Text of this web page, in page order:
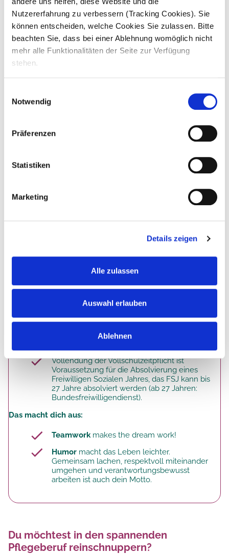
Nutzererfahrung zu verbessern (Tracking Cookies). Sie
können entscheiden, welche Cookies Sie zulassen. Bitte
beachten Sie, dass bei einer Ablehnung womöglich nicht
mehr alle Funktionalitäten der Seite zur Verfügung
stehen.
Notwendig
Präferenzen
Statistiken
Marketing
Details zeigen
Alle zulassen
Auswahl erlauben
Ablehnen
Du lernst Abläufe und Alltagsgestaltung
kennen, unterstützt bei der individuellen
Betreuung und Begleitung unserer
Bewohner, z.B. Begleitung bei
Spaziergängen, Unterstützung bei der
Vorbereitung und Durchführung der Teil-
Du bekommst Einblick in gesundheitliche
Aspekte und übernimmst das Messen von
Lerne Themen wie Informationsweitergabe,
psychosoziale Betreuung und
Du bist Mitgestalter und -organisator von
Rätsel? Basteln? Oder Gymnastik? Du und
Zuwendung und einem modernen,
Das bist du. Deine Qualifikation.
Du hast Interesse am sozialen und
pflegerischen Bereich und Freude am
Vollendung der Vollschulzeitpflicht ist
Voraussetzung für die Absolvierung eines
Freiwilligen Sozialen Jahres, das FSJ kann bis
27 Jahre absolviert werden (ab 27 Jahren:
Bundesfreiwilligendienst).
Das macht dich aus:
Teamworkmakes the dream work!
Humor macht das Leben leichter.
Gemeinsam lachen, respektvoll miteinander
umgehen und verantwortungsbewusst
arbeiten ist auch dein Motto.
Du möchtest in den spannenden
Pflegeberuf reinschnuppern?